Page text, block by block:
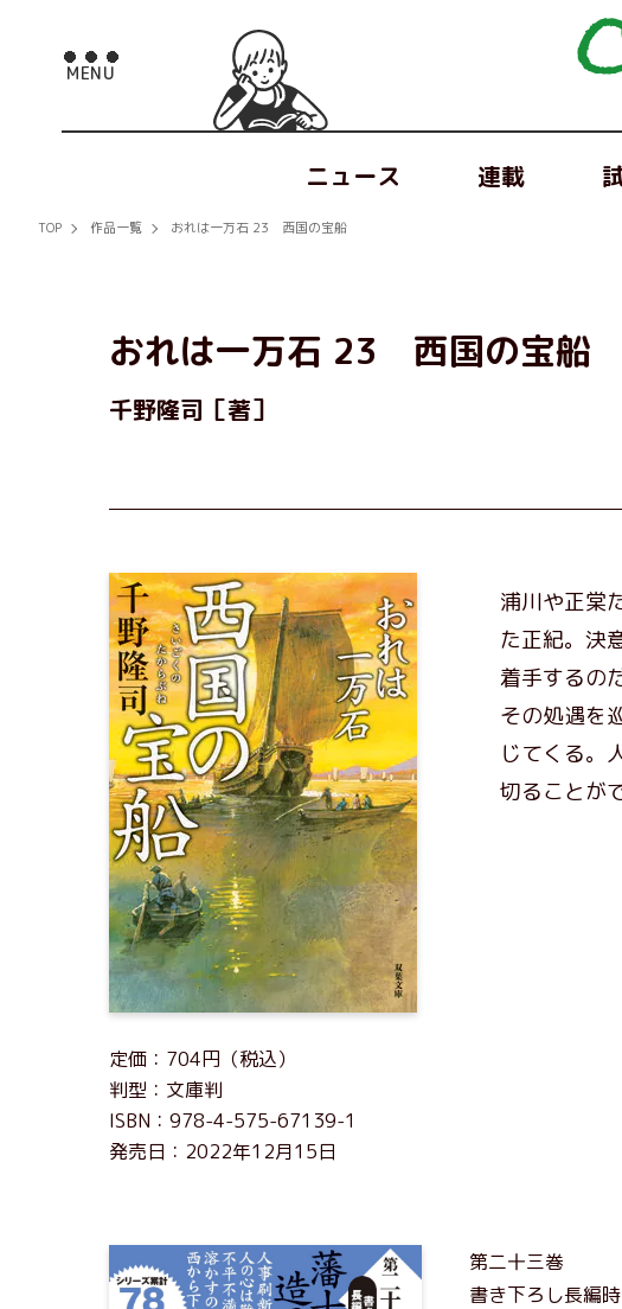
ニュース 連載
TOP 作品一覧 おれは一万石 23 西国の宝船
おれは一万石 23 西国の宝船
千野隆司［著］
定価：704円（税込）
判型：文庫判
ISBN：978-4-575-67139-1
発売日：2022年12月15日
浦川や正棠
た正紀。決
着手するの
その処遇を
じてくる。
切ることが
第二十三巻
書き下ろし長編